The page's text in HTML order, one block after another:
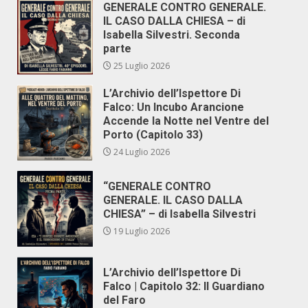
GENERALE CONTRO GENERALE.
IL CASO DALLA CHIESA – di
Isabella Silvestri. Seconda
parte
25 Luglio 2026
L’Archivio dell’Ispettore Di
Falco: Un Incubo Arancione
Accende la Notte nel Ventre del
Porto (Capitolo 33)
24 Luglio 2026
“GENERALE CONTRO
GENERALE. IL CASO DALLA
CHIESA” – di Isabella Silvestri
19 Luglio 2026
L’Archivio dell’Ispettore Di
Falco | Capitolo 32: Il Guardiano
del Faro